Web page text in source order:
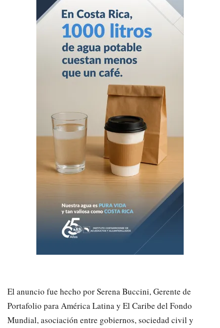
El anuncio fue hecho por Serena Buccini, Gerente de
Portafolio para América Latina y El Caribe del Fondo
Mundial, asociación entre gobiernos, sociedad civil y